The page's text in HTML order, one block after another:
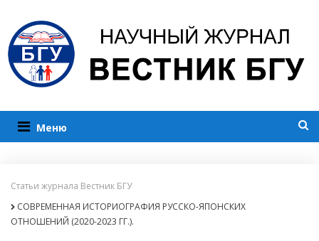
Меню
Статьи журнала Вестник БГУ
СОВРЕМЕННАЯ ИСТОРИОГРАФИЯ РУССКО-ЯПОНСКИХ
ОТНОШЕНИЙ (2020-2023 ГГ.).